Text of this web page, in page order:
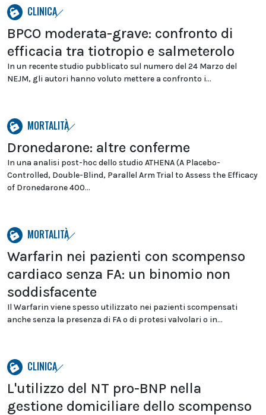
CLINICA
BPCO moderata-grave: confronto di
efficacia tra tiotropio e salmeterolo
In un recente studio pubblicato sul numero del 24 Marzo del
NEJM, gli autori hanno voluto mettere a confronto i...
MORTALITÀ
Dronedarone: altre conferme
In una analisi post-hoc dello studio ATHENA (A Placebo-
Controlled, Double-Blind, Parallel Arm Trial to Assess the Efficacy
of Dronedarone 400...
MORTALITÀ
Warfarin nei pazienti con scompenso
cardiaco senza FA: un binomio non
soddisfacente
Il Warfarin viene spesso utilizzato nei pazienti scompensati
anche senza la presenza di FA o di protesi valvolari o in...
CLINICA
L'utilizzo del NT pro-BNP nella
gestione domiciliare dello scompenso